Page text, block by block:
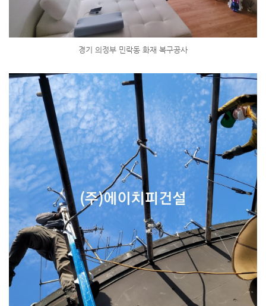
경기 의정부 민락동 화재 복구공사